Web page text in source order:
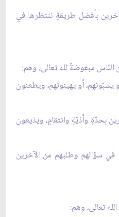
بأفضل طريقةٍ ننتظرها في
مبغوضةٌ لله تعالى، وهم:
يسبّونهم، أو يهينونهم، ويطعنون
بحدّةٍ وأذيّةٍ وانتقامٍ، ويذيعون
في سؤالهم وطلبهم من الآخرين
تعالى، وهم: